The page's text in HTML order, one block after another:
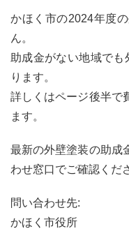
かほく市の2024年度
ん。
助成金がない地域で
ります。
詳しくはページ後半で
ます。
最新の外壁塗装の助成
わせ窓口でご確認くだ
問い合わせ先:
かほく市役所